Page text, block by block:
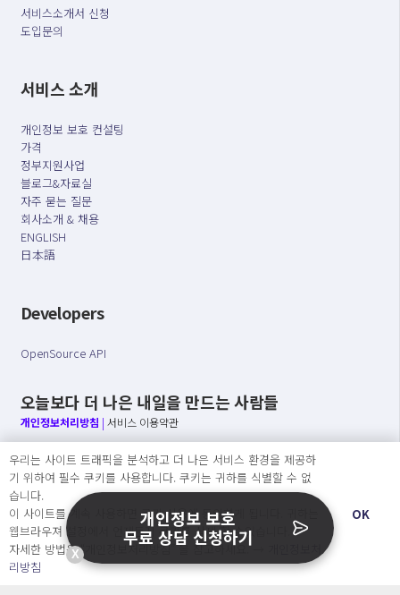
서비스소개서 신청
도입문의
서비스 소개
개인정보 보호 컨설팅
가격
정부지원사업
블로그&자료실
자주 묻는 질문
회사소개 & 채용
ENGLISH
日本語
Developers
OpenSource API
오늘보다 더 나은 내일을 만드는 사람들
개인정보처리방침 | 서비스 이용약관
○ 개인정보보호 컴플라이언스를 선도하겠습니다.
○ 정보주체의 권리를 보장하겠습니다.
○ 기업의 개인정보보호를 위한 효율적 관리를 보장하겠습니다.
Copyright Ⓒ
2026 O.NE PEOPLE Co., Ltd. All rights reserved.
우리는 사이트 트래픽을 분석하고 더 나은 서비스 환경을 제공하
기 위하여 필수 쿠키를 사용합니다. 쿠키는 귀하를 식별할 수 없
습니다.
이 사이트를 계속 사용하면 쿠키 사용에 동의하게 됩니다. 귀하는
웹브라우져 설정에서 언제든지 쿠키를 삭제 할 수있습니다.
자세한 방법은 “개인정보처리방침” 을 참고하세요. →
리방침
OK
X
개인정보 보호
무료 상담 신청하기